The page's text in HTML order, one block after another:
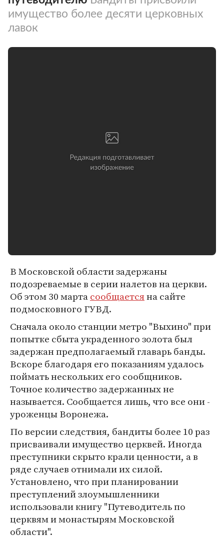
имущество более десяти церковных
лавок
В Московской области задержаны
подозреваемые в серии налетов на церкви.
Об этом 30 мартасообщаетсяна сайте
подмосковного ГУВД.
Сначала около станции метро "Выхино" при
попытке сбыта украденного золота был
задержан предполагаемый главарь банды.
Вскоре благодаря его показаниям удалось
поймать нескольких его сообщников.
Точное количество задержанных не
называется. Сообщается лишь, что все они -
уроженцы Воронежа.
По версии следствия, бандиты более 10 раз
присваивали имущество церквей. Иногда
преступники скрыто крали ценности, а в
ряде случаев отнимали их силой.
Установлено, что при планировании
преступлений злоумышленники
использовали книгу "Путеводитель по
церквям и монастырям Московской
области".